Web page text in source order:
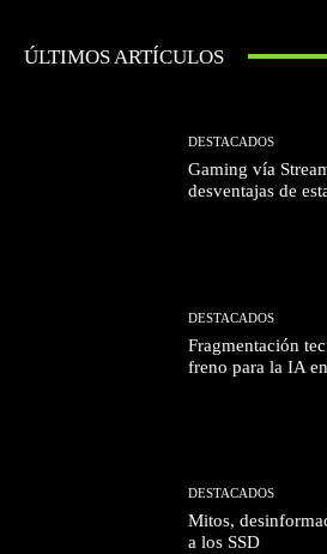
ÚLTIMOS ARTÍCULOS
DESTACADOS
Gaming vía
desventajas de
DESTACADOS
Fragmentación
freno para la IA
DESTACADOS
Mitos,
a los SSD